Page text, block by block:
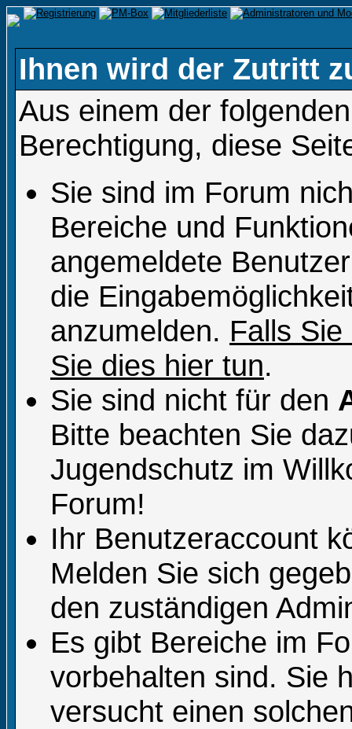
Ihnen wird der Zutritt
Aus einem der
Berechtigung, diese
Sie sind im Forum
Bereiche und
angemeldete
die
anzumelden. Falls
Sie dies hier tun.
Sie sind nicht für den
Bitte beachten Sie
Jugendschutz im
Forum!
Ihr Benutzeraccount
Melden Sie sich
den zuständigen
Es gibt Bereiche im
vorbehalten sind. Sie
versucht einen